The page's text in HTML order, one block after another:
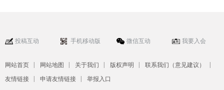
投稿互动 手机移动版 微信互动 我要入会
网站首页 | 网站地图 | 关于我们 | 版权声明 | 联系我们（意见建议） |
友情链接 | 申请友情链接 | 举报入口